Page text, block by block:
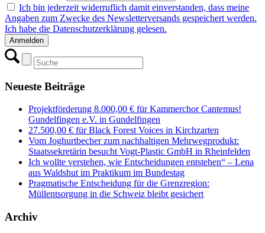
Ich bin jederzeit widerruflich damit einverstanden, dass meine
Angaben zum Zwecke des Newsletterversands gespeichert werden.
Ich habe die Datenschutzerklärung gelesen.
Neueste Beiträge
Projektförderung 8.000,00 € für Kammerchor Cantemus!
Gundelfingen e.V. in Gundelfingen
27.500,00 € für Black Forest Voices in Kirchzarten
Vom Joghurtbecher zum nachhaltigen Mehrwegprodukt:
Staatssekretärin besucht Vogt-Plastic GmbH in Rheinfelden
Ich wollte verstehen, wie Entscheidungen entstehen“ – Lena
aus Waldshut im Praktikum im Bundestag
Pragmatische Entscheidung für die Grenzregion:
Müllentsorgung in die Schweiz bleibt gesichert
Archiv